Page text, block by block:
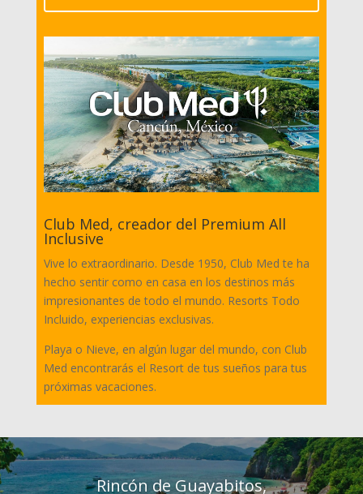
Club Med, creador del Premium All
Inclusive
Vive lo extraordinario. Desde 1950, Club Med te ha
hecho sentir como en casa en los destinos más
impresionantes de todo el mundo. Resorts Todo
Incluido, experiencias exclusivas.
Playa o Nieve, en algún lugar del mundo, con Club
Med encontrarás el Resort de tus sueños para tus
próximas vacaciones.
Rincón de Guayabitos,